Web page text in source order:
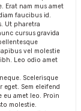
Erat nam mus amet
faucibus id.
Ut pharetra
cursus gravida
vel molestie
Leo odio amet
Scelerisque
Sem eleifend
amet leo. Proin
molestie.